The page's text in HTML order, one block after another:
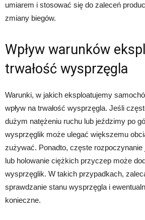
umiarem i stosować się do zaleceń
zmiany biegów.
Wpływ warunków
trwałość wysprzęgla
Warunki, w jakich eksploatujemy
wpływ na trwałość wysprzęgla. Jeśli
dużym natężeniu ruchu lub jeździmy po
wysprzęglik może ulegać większemu
zużywać. Ponadto, częste
lub holowanie ciężkich przyczep może
wysprzęglik. W takich przypadkach,
sprawdzanie stanu wysprzęgla i
konieczne.